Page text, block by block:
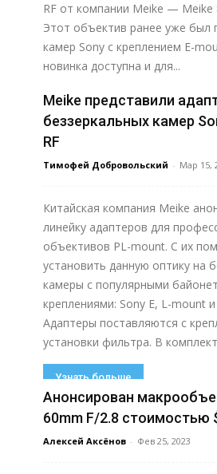
RF от компании Meike — Meike
Этот объектив ранее уже был
камер Sony с креплением E-
новинка доступна и для...
Узнать больше
Meike представили
беззеркальных камер
RF
Тимофей Добровольский - Мар 15,
Китайская компания Meike
линейку адаптеров для
объективов PL-mount. С их
установить данную оптику на
камеры с популярными
креплениями: Sony E, L-mount и
Адаптеры поставляются с
установки фильтра. В
Узнать больше
Анонсирован
60mm F/2.8 стоимостью
Алексей Аксёнов - Фев 25, 2023